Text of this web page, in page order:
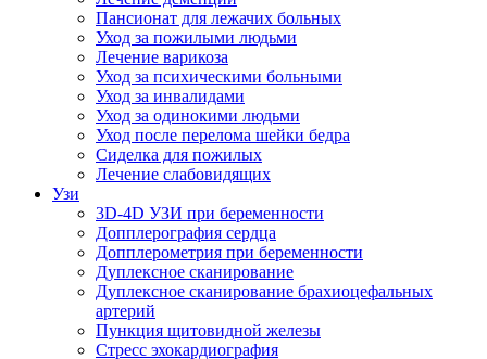
Пансионат для лежачих больных
Уход за пожилыми людьми
Лечение варикоза
Уход за психическими больными
Уход за инвалидами
Уход за одинокими людьми
Уход после перелома шейки бедра
Сиделка для пожилых
Лечение слабовидящих
Узи
3D-4D УЗИ при беременности
Допплерография сердца
Допплерометрия при беременности
Дуплексное сканирование
Дуплексное сканирование брахиоцефальных
артерий
Пункция щитовидной железы
Стресс эхокардиография